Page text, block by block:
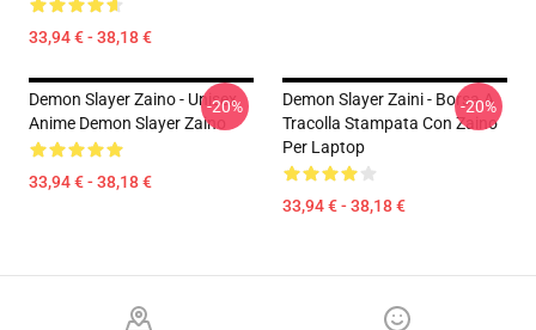
33,94 € - 38,18 €
Demon Slayer Zaino - Unisex
Anime Demon Slayer Zaino
33,94 € - 38,18 €
-20%
Demon Slayer Zaini - Borsa A
Tracolla Stampata Con Zaino
Per Laptop
33,94 € - 38,18 €
-20%